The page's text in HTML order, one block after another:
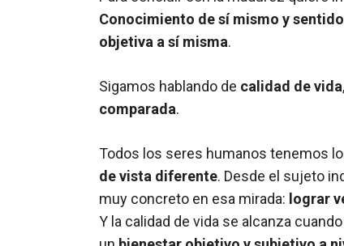
Conocimiento de sí mismo y
objetiva a sí misma.
Sigamos hablando de calidad de vida
comparada.
Todos los seres humanos tenemos
de vista diferente. Desde el sujeto
muy concreto en esa mirada: lograr
Y la calidad de vida se alcanza